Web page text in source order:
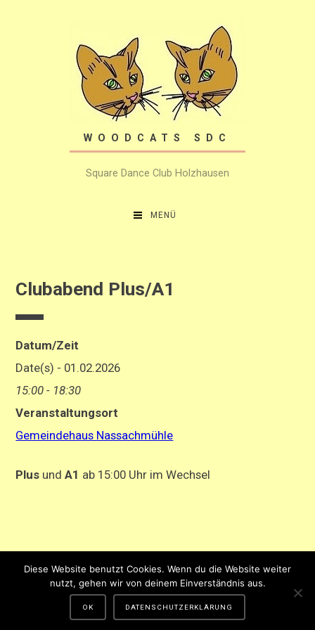
WOODCATS SDC
Square Dance Club Holzhausen
MENÜ
Clubabend Plus/A1
Datum/Zeit
Date(s) - 01.02.2026
15:00 - 18:30
Veranstaltungsort
Gemeindehaus Nassachmühle
Plus undA1 ab 15:00 Uhr im Wechsel
Gestaltung und Hosting von Matthias Hehn,MyWebstage.de
Diese Website benutzt Cookies. Wenn du die Website weiter
nutzt, gehen wir von deinem Einverständnis aus.
OK DATENSCHUTZERKLÄRUNG